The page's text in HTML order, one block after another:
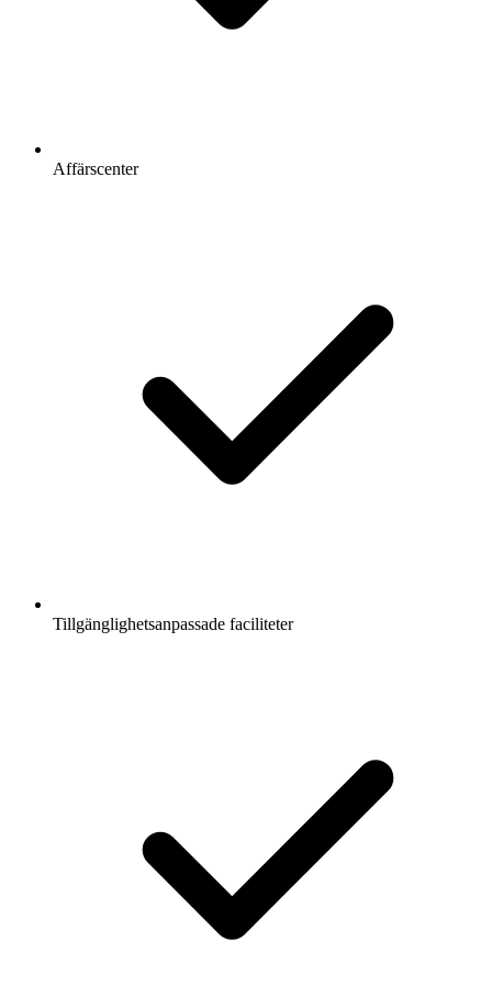
Affärscenter
Tillgänglighetsanpassade faciliteter